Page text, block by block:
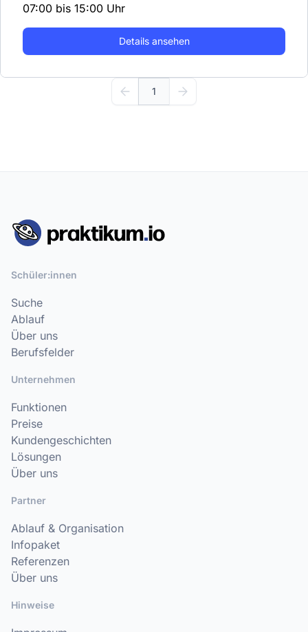
07:00 bis 15:00 Uhr
Details ansehen
1
Schüler:innen
Suche
Ablauf
Über uns
Berufsfelder
Unternehmen
Funktionen
Preise
Kundengeschichten
Lösungen
Über uns
Partner
Ablauf & Organisation
Infopaket
Referenzen
Über uns
Hinweise